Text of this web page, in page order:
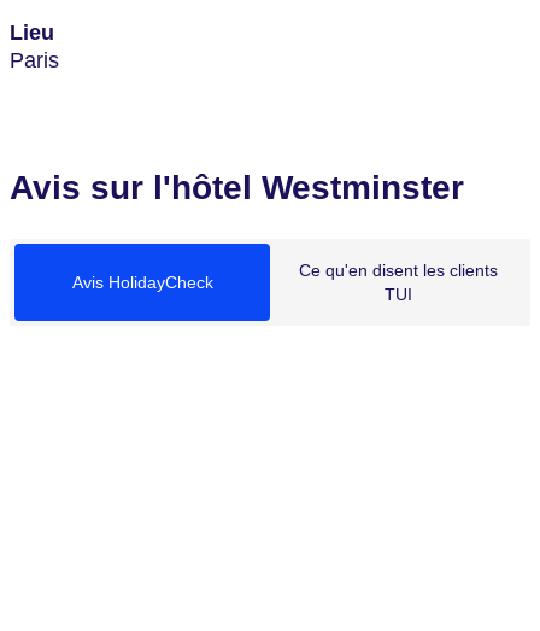
Lieu
Paris
Avis sur l'hôtel Westminster
Avis HolidayCheck
Ce qu'en disent les clients
TUI